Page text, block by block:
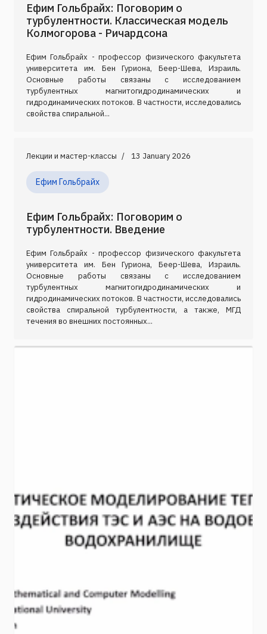
Ефим Гольбрайх: Поговорим о
турбулентности. Классическая модель
Колмогорова - Ричардсона
Ефим Гольбрайх - профессор физического факультета
университета им. Бен Гуриона, Беер-Шева, Израиль.
Основные работы связаны с исследованием
турбулентных магнитогидродинамических и
гидродинамических потоков. В частности, исследовались
свойства спиральной...
Лекции и мастер-классы 13 January 2026
Ефим Гольбрайх
Ефим Гольбрайх: Поговорим о
турбулентности. Введение
Ефим Гольбрайх - профессор физического факультета
университета им. Бен Гуриона, Беер-Шева, Израиль.
Основные работы связаны с исследованием
турбулентных магнитогидродинамических и
гидродинамических потоков. В частности, исследовались
свойства спиральной турбулентности, а также, МГД
течения во внешних постоянных...